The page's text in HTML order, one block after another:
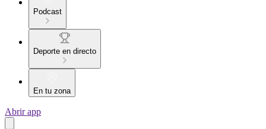
Podcast
Deporte en directo
En tu zona
Abrir app